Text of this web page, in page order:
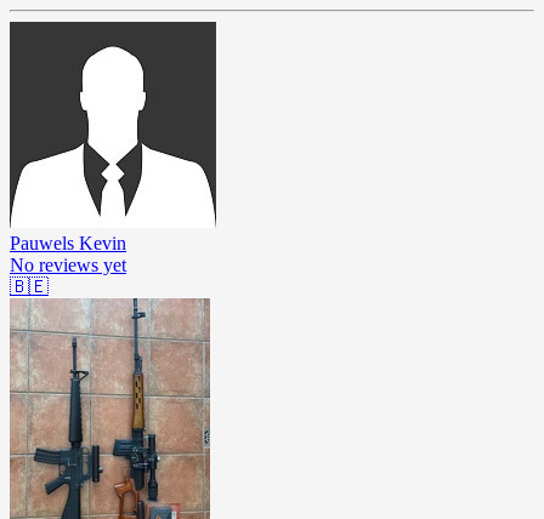
Pauwels Kevin
No reviews yet
🇧🇪